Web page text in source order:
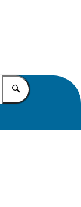
Vul in wat u